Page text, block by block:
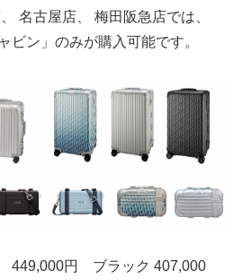
名古屋店、 梅田阪急店では、
ビン」のみが購入可能です。
449,000円 ブラック 407,000